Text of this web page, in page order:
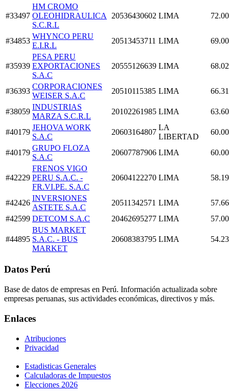
#33497
HM CROMO
OLEOHIDRAULICA
S.C.R.L
20536430602 LIMA 72.00
#34853
WHYNCO PERU
E.I.R.L
20513453711 LIMA 69.00
#35939
PESA PERU
EXPORTACIONES
S.A.C
20555126639 LIMA 68.02
#36393
CORPORACIONES
WEISER S.A.C
20510115385 LIMA 66.31
#38059
INDUSTRIAS
MARZA S.C.R.L
20102261985 LIMA 63.60
#40179
JEHOVA WORK
S.A.C
20603164807
LA
LIBERTAD
60.00
#40179
GRUPO FLOZA
S.A.C
20607787906 LIMA 60.00
#42229
FRENOS VIGO
PERU S.A.C. -
FR.VI.PE. S.A.C
20604122270 LIMA 58.19
#42426
INVERSIONES
ASTETE S.A.C
20511342571 LIMA
57.66
#42599 DETCOM S.A.C 20462695277 LIMA 57.00
#44895
BUS MARKET
S.A.C. - BUS
MARKET
20608383795 LIMA 54.23
Datos Perú
Base de datos de empresas en Perú. Información actualizada sobre
empresas peruanas, sus actividades económicas, directivos y más.
Enlaces
Atribuciones
Privacidad
Estadisticas Generales
Calculadoras de Impuestos
Elecciones 2026